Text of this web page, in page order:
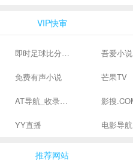
VIP快审
即时足球比分直播-精准赛程赛果及角球数查询 | 让足球滚一会
免费有声小说 芒果TV
AT导航_收录网_免费收录网站_自动收录网_秒收录
YY直播 电影导航
推荐网站